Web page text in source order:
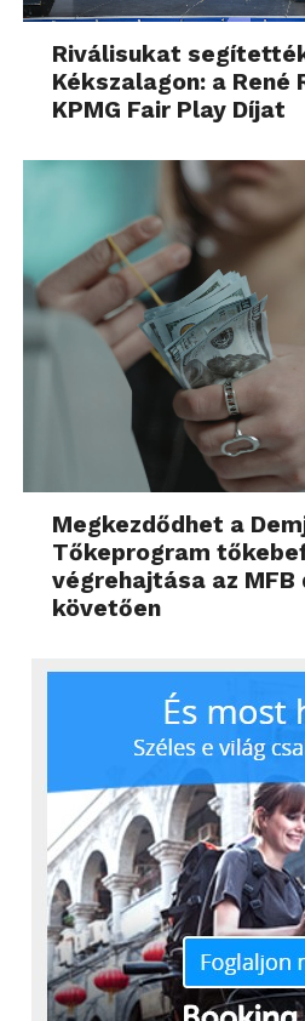
Riválisukat
Kékszalagon: a
KPMG Fair Play Díjat
Megkezdődhet a
Tőkeprogram
végrehajtása az
követően